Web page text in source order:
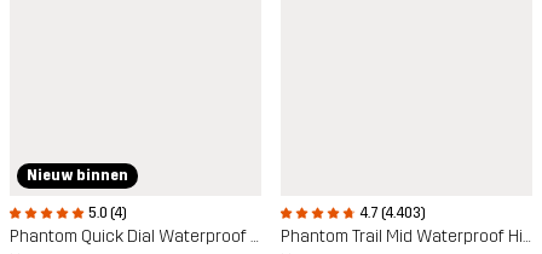
Nieuw binnen
5.0 (4)
Phantom Quick Dial Waterproof Hiking Boots
4.7 (4.403)
Phantom Trail Mid Waterproof Hiking Boots